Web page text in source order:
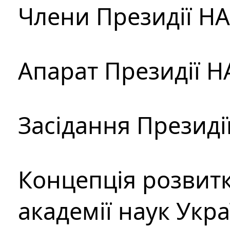
Члени Президії
Апарат Президії
Засідання
Концепція
академії наук